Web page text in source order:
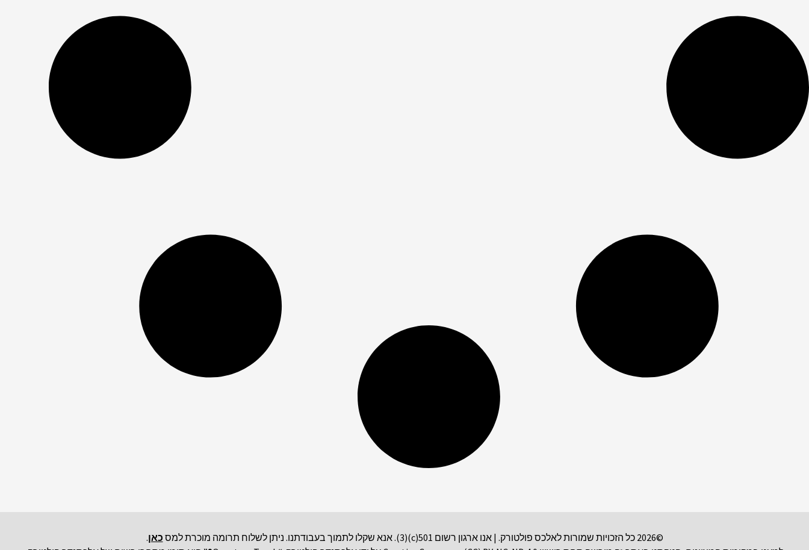
©2026 כל הזכויות שמורות לאלכס פולטורק. | אנו ארגון רשום 501(c)(3). אנא שקלו לתמוך בעבודתנו. ניתן לשלוח תרומה מוכרת למס כאן.